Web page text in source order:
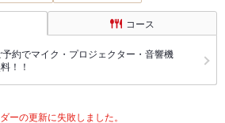
コース
予約でマイク・プロジェクター・音響機
！！
ーの更新に失敗しました。